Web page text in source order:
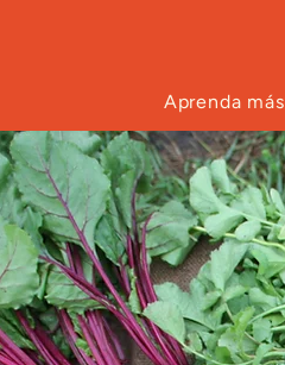
Aprenda más